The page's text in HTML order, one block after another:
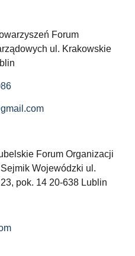
Forum
ul. Krakowskie
Forum Organizacji
Wojewódzki ul.
pok. 14 20-638 Lublin